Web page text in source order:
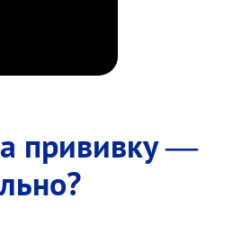
прививку —